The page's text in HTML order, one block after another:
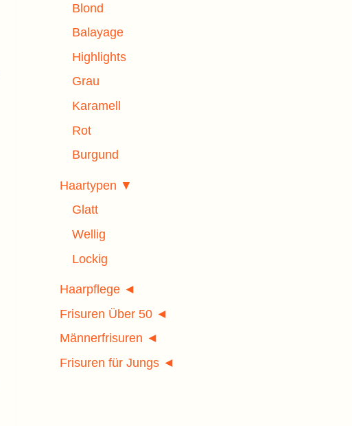
Blond
Balayage
Highlights
Grau
Karamell
Rot
Burgund
Haartypen ▼
Glatt
Wellig
Lockig
Haarpflege ◄
Frisuren Über 50 ◄
Männerfrisuren ◄
Frisuren für Jungs ◄